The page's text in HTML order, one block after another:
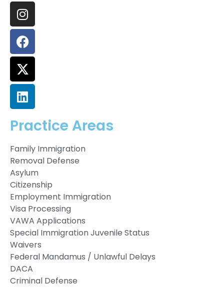
Practice Areas
Family Immigration
Removal Defense
Asylum
Citizenship
Employment Immigration
Visa Processing
VAWA Applications
Special Immigration Juvenile Status
Waivers
Federal Mandamus / Unlawful Delays
DACA
Criminal Defense